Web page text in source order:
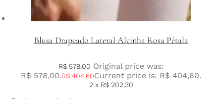
Blusa Drapeado Lateral Alcinha Rosa Pétala
R$578,00 Original price was:
R$ 578,00.R$ 404,60Current price is: R$ 404,60.
2 x R$202,30